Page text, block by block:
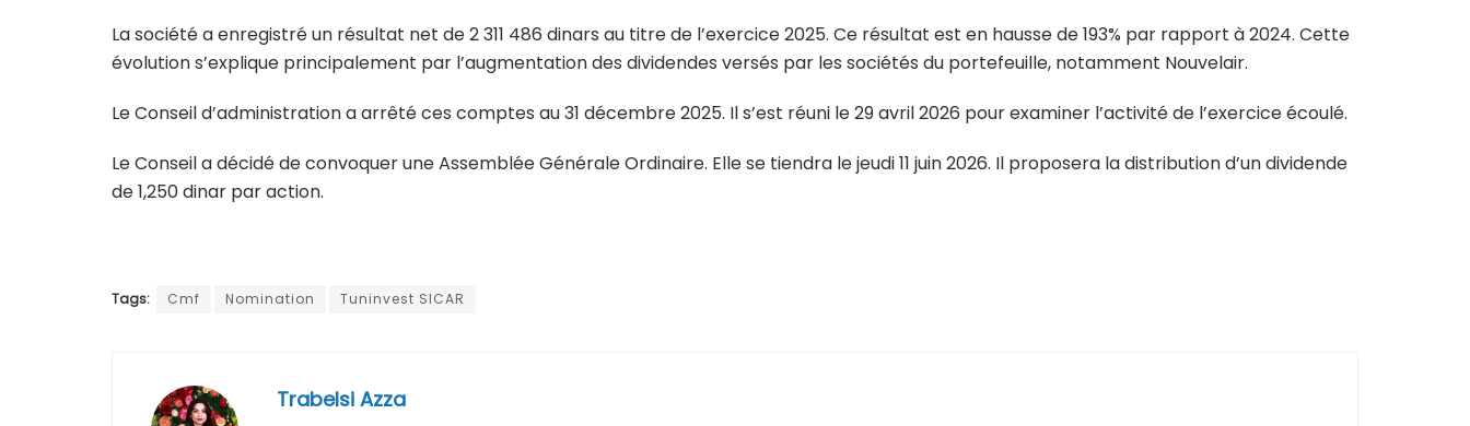
La société a enregistré un résultat net de 2 311 486 dinars au titre de l’exercice 2025. Ce résultat est en hausse de 193% par rapport à 2024. Cette
évolution s’explique principalement par l’augmentation des dividendes versés par les sociétés du portefeuille, notamment Nouvelair.
Le Conseil d’administration a arrêté ces comptes au 31 décembre 2025. Il s’est réuni le 29 avril 2026 pour examiner l’activité de l’exercice écoulé.
Le Conseil a décidé de convoquer une Assemblée Générale Ordinaire. Elle se tiendra le jeudi 11 juin 2026. Il proposera la distribution d’un dividende
de 1,250 dinar par action.
Tags: Cmf Nomination Tuninvest SICAR
Trabelsi Azza